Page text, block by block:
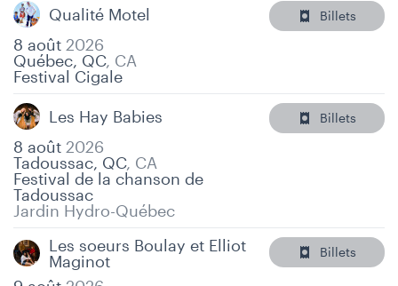
Qualité Motel
8 août 2026
Québec, QC, CA
Festival Cigale
Billets
Les Hay Babies
8 août 2026
Tadoussac, QC, CA
Festival de la chanson de
Tadoussac
Jardin Hydro-Québec
Billets
Les soeurs Boulay et Elliot
Maginot
Billets